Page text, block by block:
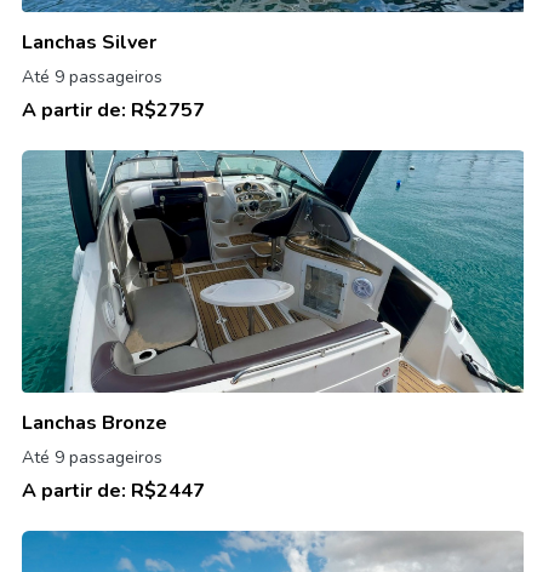
Lanchas Silver
Até 9 passageiros
A partir de: R$2757
Lanchas Bronze
Até 9 passageiros
A partir de: R$2447